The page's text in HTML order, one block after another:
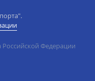
Российской Федерации